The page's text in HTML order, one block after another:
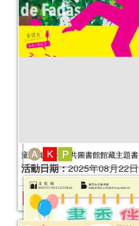
2025年文化局公共圖書館義工計劃
活動日期： 2025年09月30日